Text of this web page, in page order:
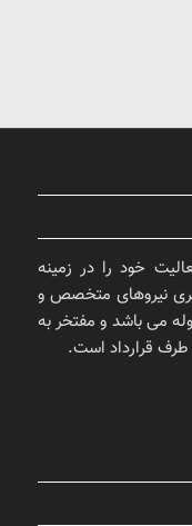
ماهر نیرو پارسا از سال 1385 فعالیت خود را در زمینه
نیروهای متخصص و
می باشد و مفتخر به
طرف قرارداد است.